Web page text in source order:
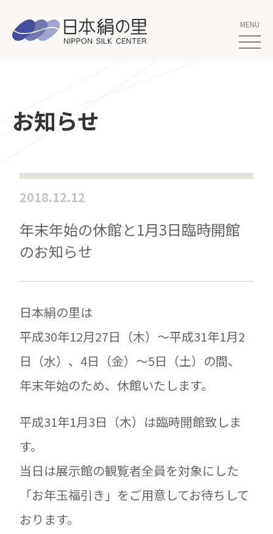
お知らせ
2018.12.12
年末年始の休館と1月3日臨時開館
のお知らせ
日本絹の里は
平成30年12月27日（木）～平成31年1月2
日（水）、4日（金）～5日（土）の間、
年末年始のため、休館いたします。
平成31年1月3日（木）は臨時開館致しま
す。
当日は展示館の観覧者全員を対象にした
「お年玉福引き」をご用意してお待ちして
おります。